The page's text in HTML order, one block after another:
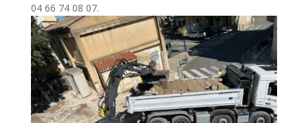
04 66 74 08 07.